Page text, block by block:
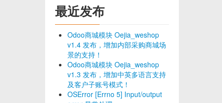
最近发布
Odoo商城模块 Oejia_weshop
v1.4 发布，增加内部采购商城场
景的支持！
Odoo商城模块 Oejia_weshop
v1.3 发布，增加中英多语言支持
及客户子账号模式！
OSError [Errno 5] Input/output